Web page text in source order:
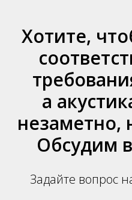
Хотите,
а
незаметно,
Обсудим
Задайте вопрос